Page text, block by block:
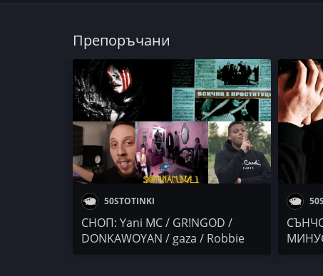
Препоръчани
50STOTINKI
СНОП: Yani MC / GR!NGOD /
DONKAWOYAN / gaza / Robbie